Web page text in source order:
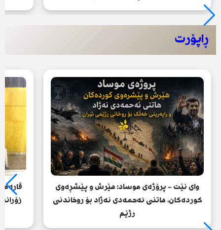
ڕاپۆرت
وای نێت - پرۆژەی موساد: هێرش و پێشڕەوی
کوردەکان، هاتنی ئەحمەدی نەژاد بۆ روخاندنی
رژێم